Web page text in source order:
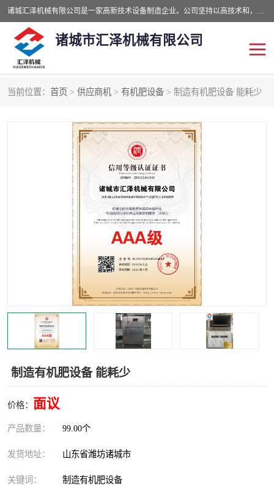
诸城汇泽机械有限公司是一家高新技术设备制造企业。公司坚持以高技术和，高服务于用户，以的环保机械制造设备赢的用户的信赖。现在主要生产死亡畜禽无害化处理和立式和卧式有机肥设备，搅拌机，烘干机，高温发酵机等。污水处理设备，固液分离机。气浮机，化制机等。公司秉承品质，用户至上，科技创新的经营理。
诸城市汇泽机械有限公司
当前位置： 首页 > 供应商机 > 有机肥设备 > 制造有机肥设备 能耗少
制造有机肥设备 能耗少
价格： 面议
产品数量： 99.00个
发货地址： 山东省潍坊诸城市
关键词： 制造有机肥设备
有机肥设备
纳米膜好氧发酵堆肥机 粪污烘干酶体机
纳米膜发酵
分子膜堆肥仓
分子膜发酵堆肥设备